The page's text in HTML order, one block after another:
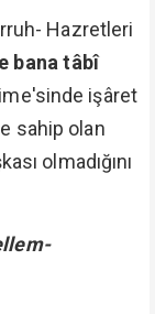
Hazretleri
bana tâbî
işâret
sahip olan
olmadığını